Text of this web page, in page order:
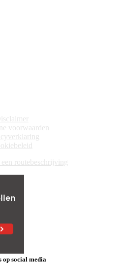
voorwaarden
routebeschrijving
op social media